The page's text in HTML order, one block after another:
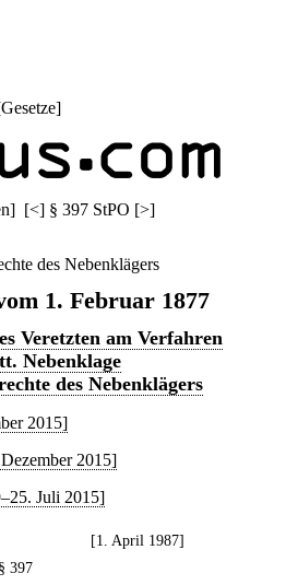
Gesetze]
] [<] § 397 StPO [>]
des Nebenklägers
1. Februar 1877
Veretzten am Verfahren
Nebenklage
des Nebenklägers
2015]
2015]
Juli 2015]
[1. April 1987]
§ 397